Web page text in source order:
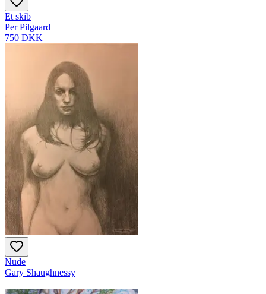
Et skib
Per Pilgaard
750 DKK
Nude
Gary Shaughnessy
—